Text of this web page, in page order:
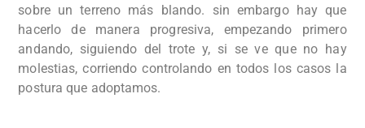
sobre un terreno más blando. sin embargo hay que
hacerlo de manera progresiva, empezando primero
andando, siguiendo del trote y, si se ve que no hay
molestias, corriendo controlando en todos los casos la
postura que adoptamos.